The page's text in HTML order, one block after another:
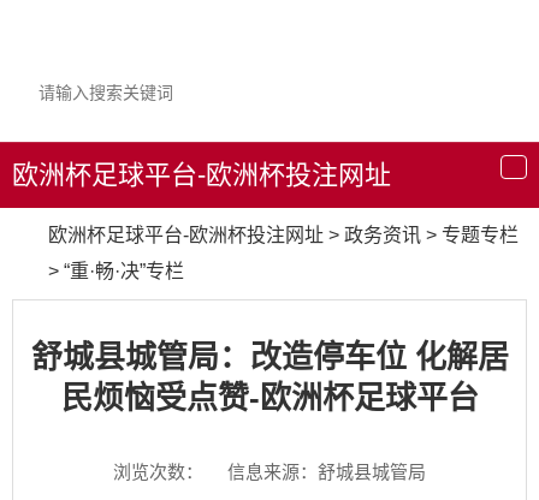
导
航
欧洲杯足球平台-欧洲杯投注网址
欧洲杯足球平台-欧洲杯投注网址 > 政务资讯 > 专题专栏
> “重·畅·决”专栏
舒城县城管局：改造停车位 化解居
民烦恼受点赞-欧洲杯足球平台
浏览次数：
信息来源：舒城县城管局